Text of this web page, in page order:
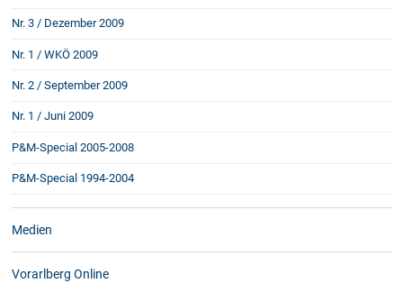
Nr. 3 / Dezember 2009
Nr. 1 / WKÖ 2009
Nr. 2 / September 2009
Nr. 1 / Juni 2009
P&M-Special 2005-2008
P&M-Special 1994-2004
Medien
Vorarlberg Online